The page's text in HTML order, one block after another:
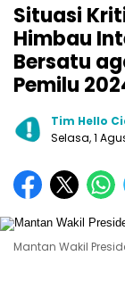
Situasi
Himbau
Bersatu
Pemilu
Tim Hello
Selasa, 1
Mantan Wakil